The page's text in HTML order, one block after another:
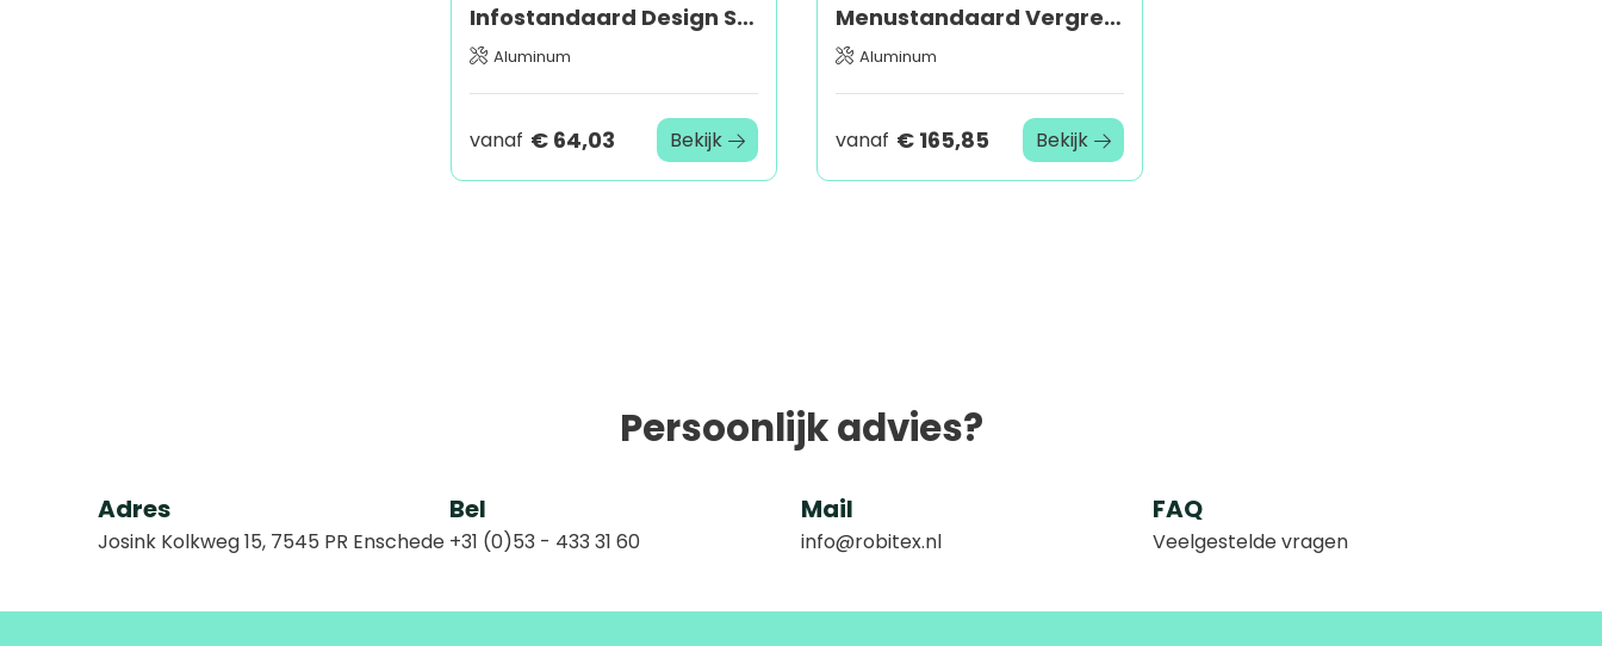
Infostandaard Design Slim Display
Aluminum
vanaf € 64,03 Bekijk
Menustandaard Vergrendelbaar Zwart Zonder Verlichting 2x A4
Aluminum
vanaf € 165,85 Bekijk
Persoonlijk advies?
Adres
Josink Kolkweg 15, 7545 PR Enschede
Bel
+31 (0)53 - 433 31 60
Mail
info@robitex.nl
FAQ
Veelgestelde vragen